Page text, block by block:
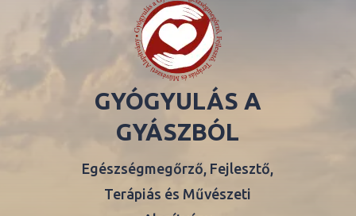
GYÓGYULÁS A
GYÁSZBÓL
Egészségmegőrző, Fejlesztő,
Terápiás és Művészeti